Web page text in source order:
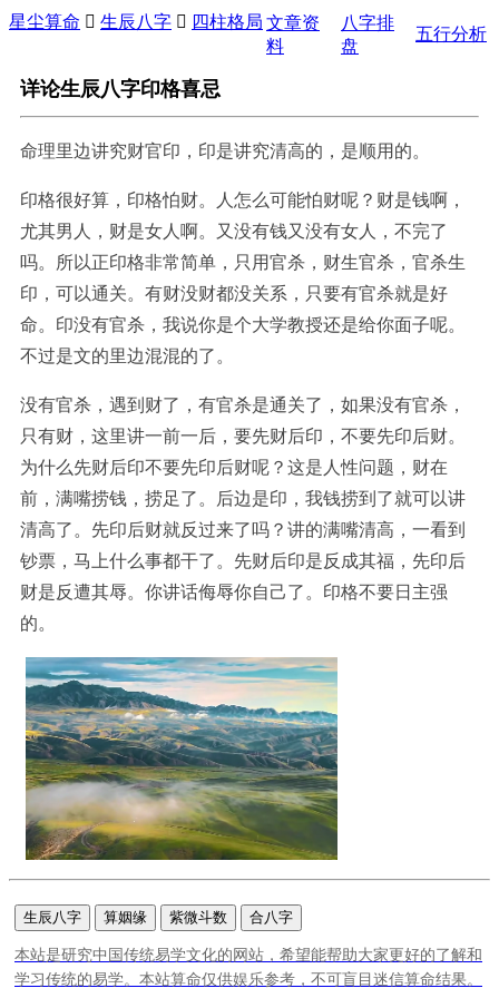
星尘算命  生辰八字  四柱格局 文章资
料
八字排
盘
五行分析
详论生辰八字印格喜忌
命理里边讲究财官印，印是讲究清高的，是顺用的。
印格很好算，印格怕财。人怎么可能怕财呢？财是钱啊，
尤其男人，财是女人啊。又没有钱又没有女人，不完了
吗。所以正印格非常简单，只用官杀，财生官杀，官杀生
印，可以通关。有财没财都没关系，只要有官杀就是好
命。印没有官杀，我说你是个大学教授还是给你面子呢。
不过是文的里边混混的了。
没有官杀，遇到财了，有官杀是通关了，如果没有官杀，
只有财，这里讲一前一后，要先财后印，不要先印后财。
为什么先财后印不要先印后财呢？这是人性问题，财在
前，满嘴捞钱，捞足了。后边是印，我钱捞到了就可以讲
清高了。先印后财就反过来了吗？讲的满嘴清高，一看到
钞票，马上什么事都干了。先财后印是反成其福，先印后
财是反遭其辱。你讲话侮辱你自己了。印格不要日主强
的。
生辰八字 算姻缘 紫微斗数 合八字
本站是研究中国传统易学文化的网站，希望能帮助大家更好的了解和
学习传统的易学。本站算命仅供娱乐参考，不可盲目迷信算命结果。